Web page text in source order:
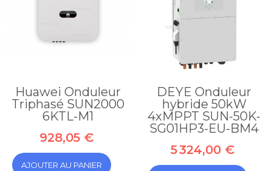
Huawei Onduleur
Triphasé SUN2000
6KTL-M1
928,05 €
AJOUTER AU PANIER
DEYE Onduleur
hybride 50kW
4xMPPT SUN-50K-
SG01HP3-EU-BM4
5 324,00 €